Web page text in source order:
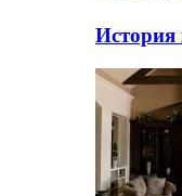
История